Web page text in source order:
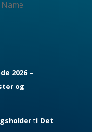
2026 –
og
til Det